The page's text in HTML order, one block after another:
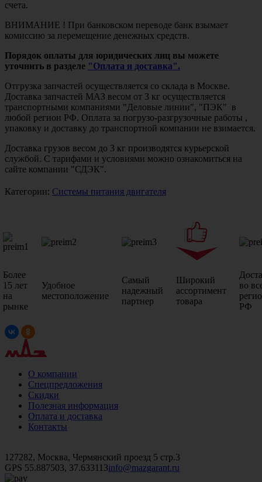
счета.
ВНИМАНИЕ ! При банковском переводе банк взымает
комиссию за перемещение денежных средств.
Порядок оплаты для юридических лиц вы можете
уточнить в разделе "Оплата и доставка".
Отгрузка запчастей осуществляется со склада в Москве.
Доставка запчастей МАЗ весом от 3 кг осуществляется
транспортными компаниями "Деловые линии", "ПЭК" в
любой регион РФ. Оплата за погрузо-разгрузочные работы ,
упаковку и доставку до транспортной компании не взимается.
Доставка грузов весом до 3 кг производятся курьерской
службой. С тарифами и условиями можно ознакомиться на
сайте компании "СДЭК".
Категории: Системы питания двигателя
Более
15 лет
на
рынке
Удобное
местоположение
Самый
надежный
партнер
Широкий
ассортимент
товара
во
РФ
О компании
Спецпредложения
Скидки
Полезная информация
Оплата и доставка
Контакты
127282, Москва, Чермянский проезд 5 стр.3
GPS 55.887503, 37.633113info@mazgarant.ru